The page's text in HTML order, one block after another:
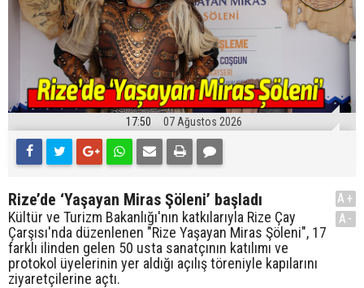
17:50 07 Ağustos 2026
Rize’de ‘Yaşayan Miras Şöleni’ başladı
Kültür ve Turizm Bakanlığı'nın katkılarıyla Rize Çay
Çarşısı'nda düzenlenen "Rize Yaşayan Miras Şöleni", 17
farklı ilinden gelen 50 usta sanatçının katılımı ve
protokol üyelerinin yer aldığı açılış töreniyle kapılarını
ziyaretçilerine açtı.
A+
A-